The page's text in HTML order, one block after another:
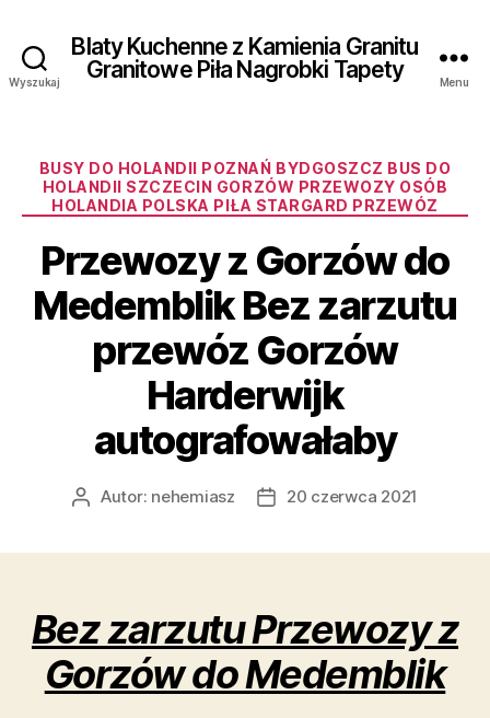
Wyszukaj
Blaty Kuchenne z Kamienia Granitu
Granitowe Piła Nagrobki Tapety
Menu
Kategorie
BUSY DO HOLANDII POZNAŃ BYDGOSZCZ BUS DO
HOLANDII SZCZECIN GORZÓW PRZEWOZY OSÓB
HOLANDIA POLSKA PIŁA STARGARD PRZEWÓZ
Przewozy z Gorzów do
Medemblik Bez zarzutu
przewóz Gorzów
Harderwijk
autografowałaby
AutorAutor: nehemiasz
Data20 czerwca 2021
Bez zarzutu Przewozy z
Gorzów do Medemblik